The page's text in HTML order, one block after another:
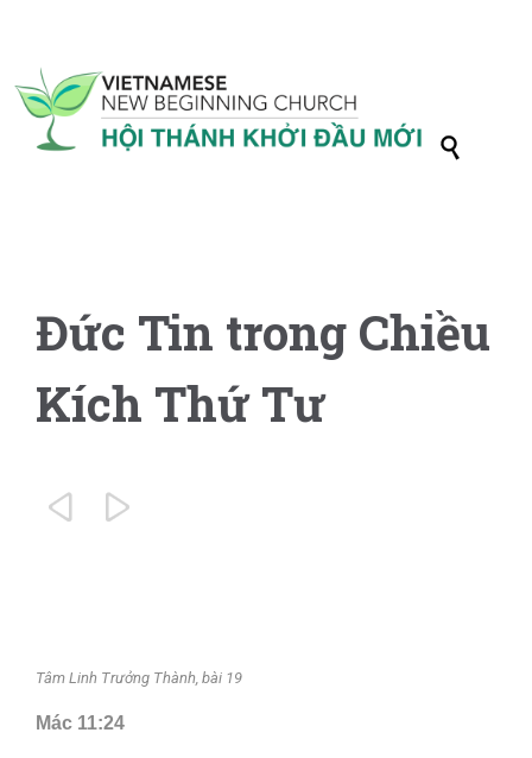

Đức Tin trong Chiều
Kích Thứ Tư
 
Tâm Linh Trưởng Thành, bài 19
Mác 11:24